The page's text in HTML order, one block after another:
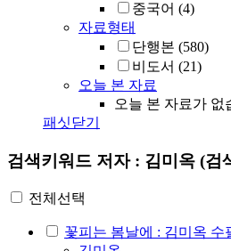
중국어 (4)
자료형태
단행본 (580)
비도서 (21)
오늘 본 자료
오늘 본 자료가 없
패싯닫기
검색키워드 저자 : 김미옥 (검
전체선택
꽃피는 봄날에 : 김미옥 수